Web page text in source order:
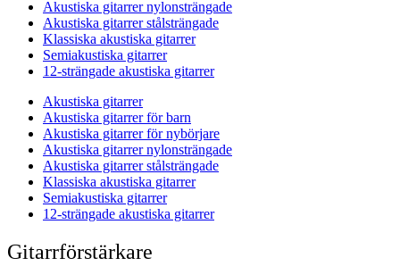
Akustiska gitarrer nylonsträngade
Akustiska gitarrer stålsträngade
Klassiska akustiska gitarrer
Semiakustiska gitarrer
12-strängade akustiska gitarrer
Akustiska gitarrer
Akustiska gitarrer för barn
Akustiska gitarrer för nybörjare
Akustiska gitarrer nylonsträngade
Akustiska gitarrer stålsträngade
Klassiska akustiska gitarrer
Semiakustiska gitarrer
12-strängade akustiska gitarrer
Gitarrförstärkare